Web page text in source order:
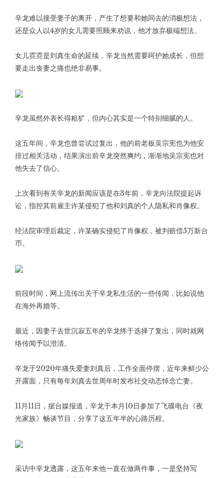
辛龙难以接受妻子的离开，产生了想要和她同去的消极想法，
还是众人以4岁的女儿需要照顾来劝说，他才放弃极端想法。
女儿霓霓是刘真生命的延续，辛龙当然需要呵护她成长，但想
要走出丧妻之痛也绝非易事。
辛龙虽然外表长得粗犷，但内心其实是一个特别细腻的人。
这五年间，辛龙也曾尝试过复出，他的前老板吴宗宪也为他安
排过相关活动，结果演出前辛龙突然爽约，渐渐地吴宗宪也对
他失去了信心。
上次看到有关辛龙的新闻应该是在3年前，辛龙向法院提起诉
讼，指控其前雇主许某侵犯了他和刘真的个人隐私和肖像权。
经法院审理后裁定，许某确实侵犯了肖像权，被判赔偿5万新台
币。
前段时间，网上流传出关于辛龙私生活的一些传闻，比如说他
在海外再婚等。
最近，因妻子去世沉寂五年的辛龙终于选择了复出，同时就网
络传闻予以澄清。
辛龙于2020年痛失爱妻刘真后，工作全面停摆，近年来鲜少公
开露面，只有每年刘真去世周年时发布社交动态悼念亡妻。
11月11日，据台媒报道，辛龙于本月10日参加了飞碟电台《夜
光家族》畅谈节目，分享了这五年半的心路历程。
采访中辛龙透露，这五年来他一直在做两件事，一是坚持写